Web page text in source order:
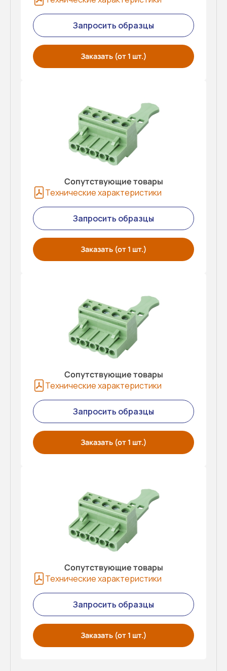
Запросить образцы
Заказать (от 1 шт.)
Сопутствующие товары
Технические характеристики
Запросить образцы
Заказать (от 1 шт.)
Сопутствующие товары
Технические характеристики
Запросить образцы
Заказать (от 1 шт.)
Сопутствующие товары
Технические характеристики
Запросить образцы
Заказать (от 1 шт.)